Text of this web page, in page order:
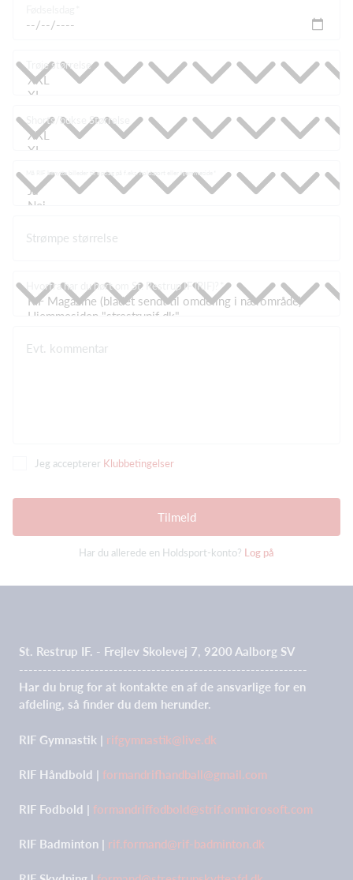
Trøje størrelse
Shorts/bukse Størrelse
Må RIF benytte billeder til opslag på f.eks. holdsport eller hjemmeside
Strømpe størrelse
Hvorfra har du hørt om St. Restrup IF (RIF)?
Evt. kommentar
Jeg accepterer Klubbetingelser
Tilmeld
Har du allerede en Holdsport-konto? Log på
St. Restrup IF. - Frejlev Skolevej 7, 9200 Aalborg SV
-------------------------------------------------------------
Har du brug for at kontakte en af de ansvarlige for en
afdeling, så finder du dem herunder.
RIF Gymnastik | rifgymnastik@live.dk
RIF Håndbold | formandrifhandball@gmail.com
RIF Fodbold | formandriffodbold@strif.onmicrosoft.com
RIF Badminton | rif.formand@rif-badminton.dk